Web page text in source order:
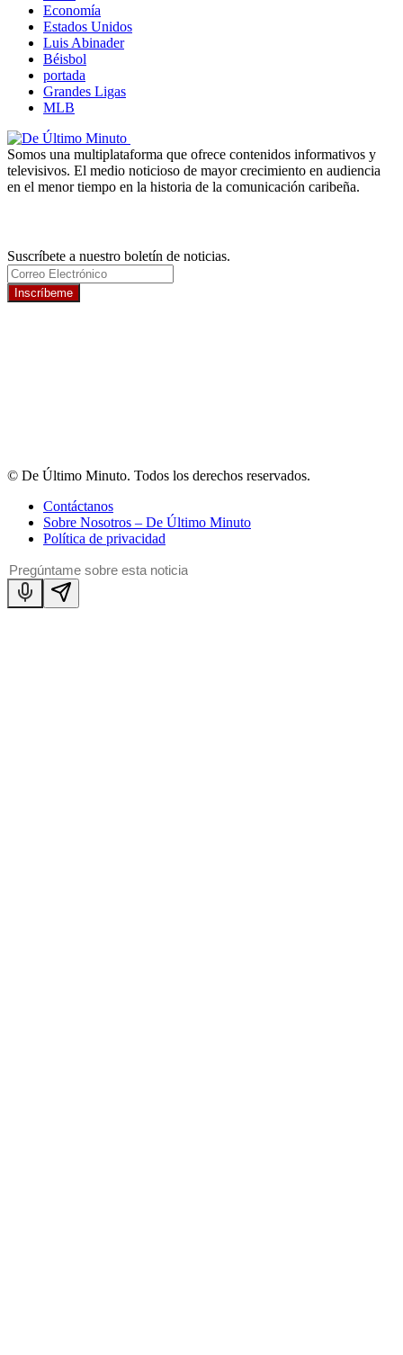
Economía
Estados Unidos
Luis Abinader
Béisbol
portada
Grandes Ligas
MLB
Somos una multiplataforma que ofrece contenidos informativos y
televisivos. El medio noticioso de mayor crecimiento en audiencia
en el menor tiempo en la historia de la comunicación caribeña.
Suscríbete a nuestro boletín de noticias.
Inscríbeme
© De Último Minuto. Todos los derechos reservados.
Contáctanos
Sobre Nosotros – De Último Minuto
Política de privacidad